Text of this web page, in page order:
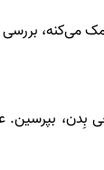
می‌کنه،
بِدن،